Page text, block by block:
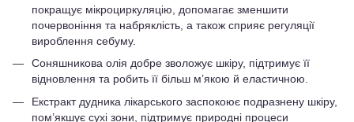
покращує мікроциркуляцію, допомагає зменшити
почервоніння та набряклість, а також сприяє регуляції
вироблення себуму.
Соняшникова олія добре зволожує шкіру, підтримує її
відновлення та робить її більш м’якою й еластичною.
Екстракт дудника лікарського заспокоює подразнену шкіру,
пом’якшує сухі зони, підтримує природні процеси